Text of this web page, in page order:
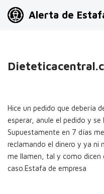
Alerta de
Hice un pedido que debería
esperar, anule el pedido y se
Supuestamente en 7 días
reclamando el dinero y ya ni
me llamen, tal y como dicen
caso.Estafa de empresa